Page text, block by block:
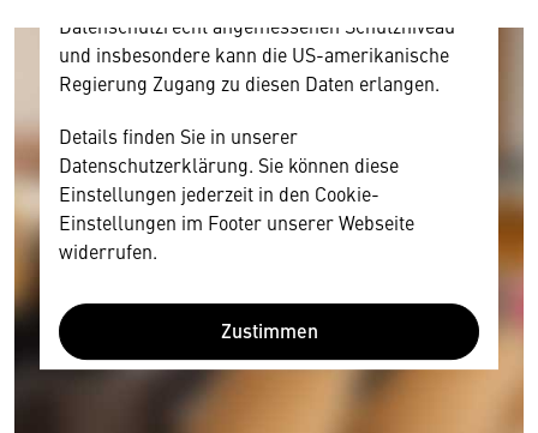
Datenschutzrecht angemessenen Schutzniveau
und insbesondere kann die US-amerikanische
Regierung Zugang zu diesen Daten erlangen.
Details finden Sie in unserer
Datenschutzerklärung. Sie können diese
Einstellungen jederzeit in den Cookie-
Einstellungen im Footer unserer Webseite
widerrufen.
Zustimmen